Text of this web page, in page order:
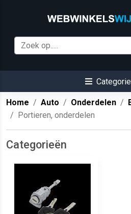
Home Auto Onderdelen
Portieren, onderdelen
Categorieën